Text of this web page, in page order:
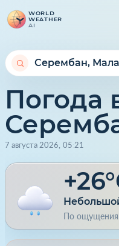
WORLD
WEATHER
AI
Погода
7 августа 2026 05 21
По